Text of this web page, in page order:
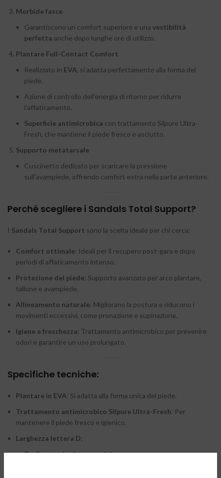
Morbide fasce
Garantiscono un comfort superiore e una vestibilità
perfetta anche dopo lunghe ore di utilizzo.
Plantare Full-Contact Comfort
Realizzato in EVA, si adatta perfettamente alla forma del
piede.
Azione di controllo dell’energia di ritorno per ridurre
l’affaticamento.
Superficie antimicrobica con trattamento Silpure Ultra-
Fresh, che mantiene il piede fresco e asciutto.
Supporto metatarsale
Cuscinetto dedicato per scaricare la pressione
sull’avampiede, offrendo comfort extra nella parte anteriore.
Perché scegliere i Sandals Total Support?
I Sandals Total Support sono la scelta ideale per chi cerca:
Comfort ottimale: Ideali per il recupero post-gara e dopo
periodi di affaticamento intenso.
Protezione del piede: Supporto avanzato per arco plantare,
tallone e avampiede.
Allineamento naturale: Migliorano la postura e riducono i
movimenti eccessivi, come pronazione e supinazione.
Igiene e freschezza: Trattamento antimicrobico per prevenire
odori e garantire un uso prolungato.
Specifiche tecniche:
Plantare in EVA: Si adatta alla forma unica del piede.
Trattamento antimicrobico Silpure Ultra-Fresh: Per
mantenere il piede fresco e igienico.
Larghezza lettera D:
Taglia standard per uomini.